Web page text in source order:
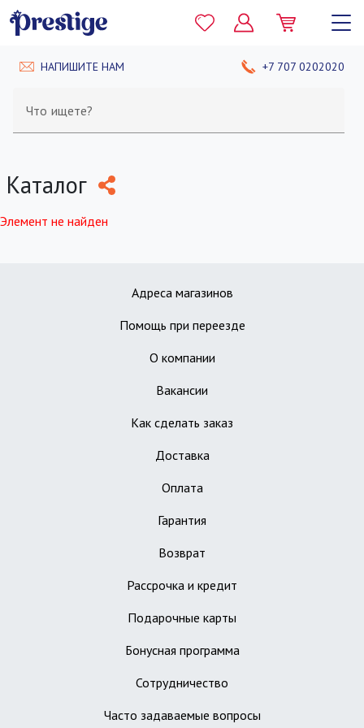
НАПИШИТЕ НАМ +7 707 0202020
Что ищете?
Каталог
Элемент не найден
Адреса магазинов
Помощь при переезде
О компании
Вакансии
Как сделать заказ
Доставка
Оплата
Гарантия
Возврат
Рассрочка и кредит
Подарочные карты
Бонусная программа
Сотрудничество
Часто задаваемые вопросы